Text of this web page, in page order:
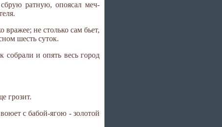
ратную, опоясал меч-
вражее; не столько сам бьет,
шесть суток.
собрали и опять весь город
грозит.
с бабой-ягою - золотой